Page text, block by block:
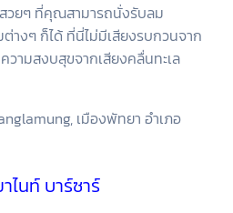
วยๆ ที่คุณสามารถนั่งรับลม
างๆ ก็ได้ ที่นี่ไม่มีเสียงรบกวนจาก
วามสงบสุขจากเสียงคลื่นทะเล
เมืองพัทยา อำเภอ
ไนท์ บาร์ซาร์